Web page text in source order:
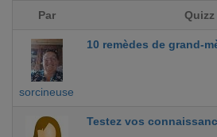
Par Quizz
sorcineuse
10 remèdes de grand-
Testez vos